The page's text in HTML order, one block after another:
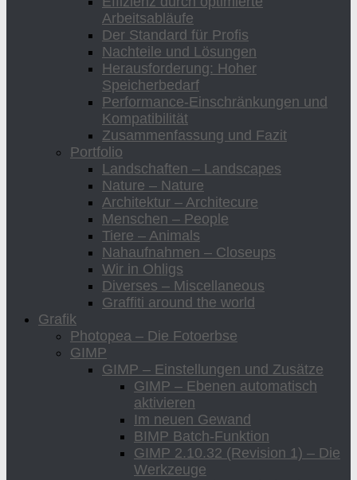
Arbeitsabläufe
Der Standard für Profis
Nachteile und Lösungen
Herausforderung: Hoher
Speicherbedarf
Performance-Einschränkungen und
Kompatibilität
Zusammenfassung und Fazit
Portfolio
Landschaften – Landscapes
Nature – Nature
Architektur – Architecure
Menschen – People
Tiere – Animals
Nahaufnahmen – Closeups
Wir in Ohligs
Diverses – Miscellaneous
Graffiti around the world
Grafik
Photopea – Die Fotoerbse
GIMP
GIMP – Einstellungen und Zusätze
GIMP – Ebenen automatisch
aktivieren
Im neuen Gewand
BIMP Batch-Funktion
GIMP 2.10.32 (Revision 1) – Die
Werkzeuge